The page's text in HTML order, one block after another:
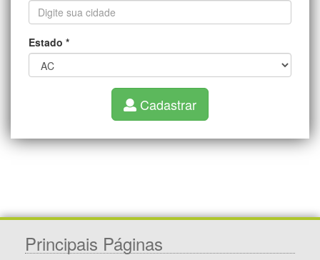
Estado *
Cadastrar
Principais Páginas